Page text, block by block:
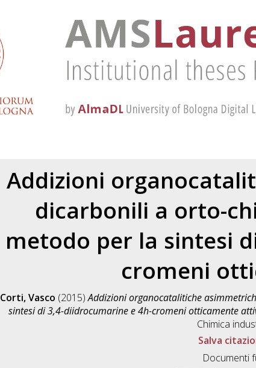
Addizioni
dicarbonili a orto-
metodo per la sintesi
cromeni
Corti, Vasco (2015)Addizioni organocatalitiche
sintesi di 3,4-diidrocumarine e 4h-cromeni otticamente
Chimica
Salva
Documenti